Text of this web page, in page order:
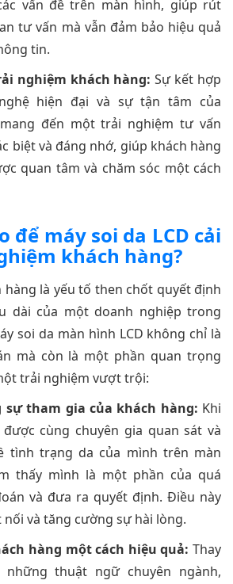
vấn đề trên màn hình, giúp rút
tư vấn mà vẫn đảm bảo hiệu quả
tin.
nghiệm khách hàng: Sự kết hợp
hiện đại và sự tận tâm của
đến một trải nghiệm tư vấn
biệt và đáng nhớ, giúp khách hàng
quan tâm và chăm sóc một cách
để máy soi da LCD cải
khách hàng?
hàng là yếu tố then chốt quyết định
dài của một doanh nghiệp trong
soi da màn hình LCD không chỉ là
mà còn là một phần quan trọng
trải nghiệm vượt trội:
sự tham gia của khách hàng: Khi
cùng chuyên gia quan sát và
tình trạng da của mình trên màn
thấy mình là một phần của quá
và đưa ra quyết định. Điều này
và tăng cường sự hài lòng.
hàng một cách hiệu quả: Thay
thuật ngữ chuyên ngành,